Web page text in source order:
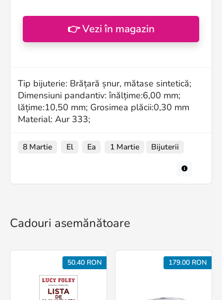
👉 Vezi în magazin
Tip bijuterie: Brățară șnur, mătase sintetică;
Dimensiuni pandantiv: înălțime:6,00 mm;
lățime:10,50 mm; Grosimea plăcii:0,30 mm
Material: Aur 333;
8 Martie El Ea 1 Martie Bijuterii
Cadouri asemănătoare
50.40 RON 179.00 RON